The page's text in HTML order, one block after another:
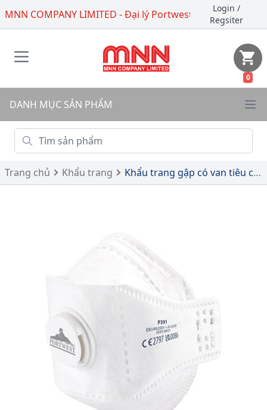
MNN COMPANY LIMITED - Đại lý Portwest Login /
Regsiter
0
DANH MỤC SẢN PHẨM
Trang chủ Khẩu trang Khẩu trang gập có van tiêu chuẩn FFP3 - P391